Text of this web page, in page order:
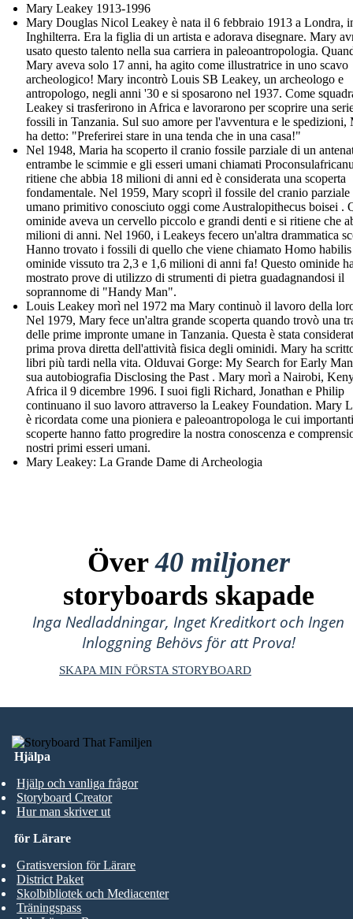
Mary Leakey 1913-1996
Mary Douglas Nicol Leakey è nata il 6 febbraio 1913 a Londra,
Inghilterra. Era la figlia di un artista e adorava disegnare. Mary
usato questo talento nella sua carriera in paleoantropologia.
Mary aveva solo 17 anni, ha agito come illustratrice in uno scavo
archeologico! Mary incontrò Louis SB Leakey, un archeologo e
antropologo, negli anni '30 e si sposarono nel 1937. Come
Leakey si trasferirono in Africa e lavorarono per scoprire una
fossili in Tanzania. Sul suo amore per l'avventura e le spedizioni,
ha detto: "Preferirei stare in una tenda che in una casa!"
Nel 1948, Maria ha scoperto il cranio fossile parziale di un
entrambe le scimmie e gli esseri umani chiamati
ritiene che abbia 18 milioni di anni ed è considerata una scoperta
fondamentale. Nel 1959, Mary scoprì il fossile del cranio
umano primitivo conosciuto oggi come Australopithecus boisei .
ominide aveva un cervello piccolo e grandi denti e si ritiene che
milioni di anni. Nel 1960, i Leakeys fecero un'altra drammatica
Hanno trovato i fossili di quello che viene chiamato Homo
ominide vissuto tra 2,3 e 1,6 milioni di anni fa! Questo ominide
mostrato prove di utilizzo di strumenti di pietra guadagnandosi il
soprannome di "Handy Man".
Louis Leakey morì nel 1972 ma Mary continuò il lavoro della
Nel 1979, Mary fece un'altra grande scoperta quando trovò una
delle prime impronte umane in Tanzania. Questa è stata
prima prova diretta dell'attività fisica degli ominidi. Mary ha
libri più tardi nella vita. Olduvai Gorge: My Search for Early
sua autobiografia Disclosing the Past . Mary morì a Nairobi,
Africa il 9 dicembre 1996. I suoi figli Richard, Jonathan e Philip
continuano il suo lavoro attraverso la Leakey Foundation. Mary
è ricordata come una pioniera e paleoantropologa le cui importanti
scoperte hanno fatto progredire la nostra conoscenza e
nostri primi esseri umani.
Mary Leakey: La Grande Dame di Archeologia
Över40 miljoner
storyboards skapade
Inga Nedladdningar, Inget Kreditkort och Ingen
Inloggning Behövs för att Prova!
SKAPA MIN FÖRSTA STORYBOARD
Hjälpa
Hjälp och vanliga frågor
Storyboard Creator
Hur man skriver ut
för Lärare
Gratisversion för Lärare
District Paket
Skolbibliotek och Mediacenter
Träningspass